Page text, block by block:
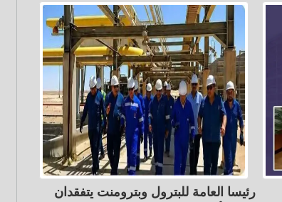
رئيسا العامة للبترول وبترومنت يتفقدان